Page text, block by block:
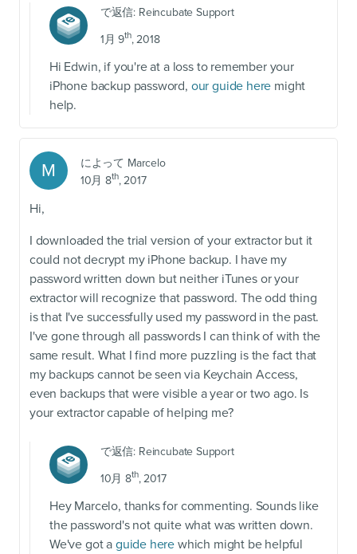
で返信: Reincubate Support
1月 9th, 2018
Hi Edwin, if you're at a loss to remember your
iPhone backup password, our guide here might
help.
M によって Marcelo
10月 8th, 2017
Hi,
I downloaded the trial version of your extractor but it
could not decrypt my iPhone backup. I have my
password written down but neither iTunes or your
extractor will recognize that password. The odd thing
is that I've successfully used my password in the past.
I've gone through all passwords I can think of with the
same result. What I find more puzzling is the fact that
my backups cannot be seen via Keychain Access,
even backups that were visible a year or two ago. Is
your extractor capable of helping me?
で返信: Reincubate Support
10月 8th, 2017
Hey Marcelo, thanks for commenting. Sounds like
the password's not quite what was written down.
We've got a guide here which might be helpful